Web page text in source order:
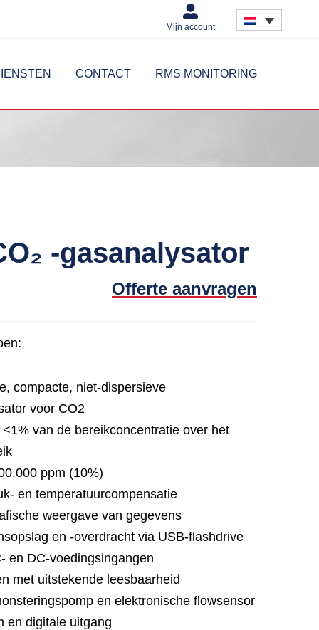
Mijn account
CONTACT RMS MONITORING
-gasanalysator
Offerte aanvragen
compacte, niet-dispersieve
voor CO2
van de bereikconcentratie over het
ppm (10%)
en temperatuurcompensatie
weergave van gegevens
en -overdracht via USB-flashdrive
en DC-voedingsingangen
met uitstekende leesbaarheid
en elektronische flowsensor
en digitale uitgang